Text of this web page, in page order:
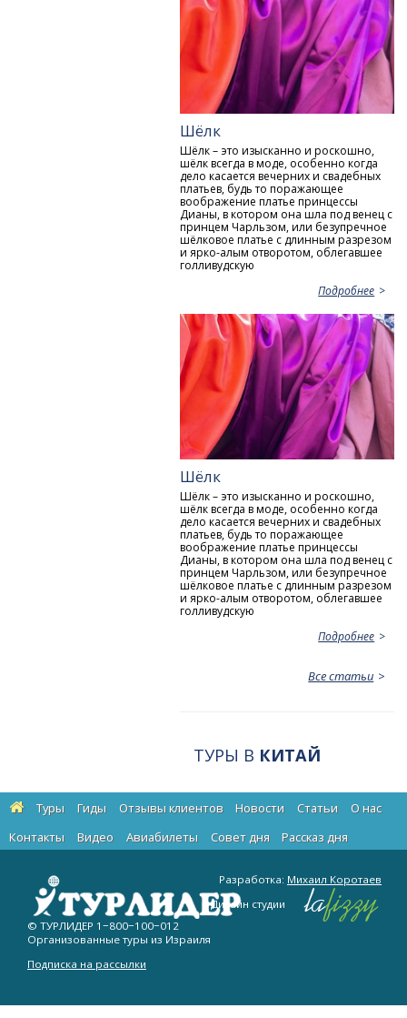
Шёлк
Шёлк – это изысканно и роскошно,
шёлк всегда в моде, особенно когда
дело касается вечерних и свадебных
платьев, будь то поражающее
воображение платье принцессы
Дианы, в котором она шла под венец с
принцем Чарльзом, или безупречное
шёлковое платье с длинным разрезом
и ярко-алым отворотом, облегавшее
голливудскую
Подробнее
Шёлк
Шёлк – это изысканно и роскошно,
шёлк всегда в моде, особенно когда
дело касается вечерних и свадебных
платьев, будь то поражающее
воображение платье принцессы
Дианы, в котором она шла под венец с
принцем Чарльзом, или безупречное
шёлковое платье с длинным разрезом
и ярко-алым отворотом, облегавшее
голливудскую
Подробнее
Все статьи
ТУРЫ В КИТАЙ
Туры Гиды Отзывы клиентов Новости Статьи
О нас
Контакты
Видео Авиабилеты Cовет дня Рассказ дня
© ТУРЛИДЕР 1−800−100−012
Организованные туры из Израиля
Подписка на рассылки
Разработка: Михаил Коротаев
Дизайн студии